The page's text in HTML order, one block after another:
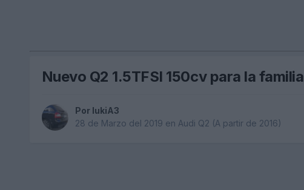
Nuevo Q2 1.5TFSI 150cv para la familia
Por lukiA3
28 de Marzo del 2019 en Audi Q2 (A partir de 2016)